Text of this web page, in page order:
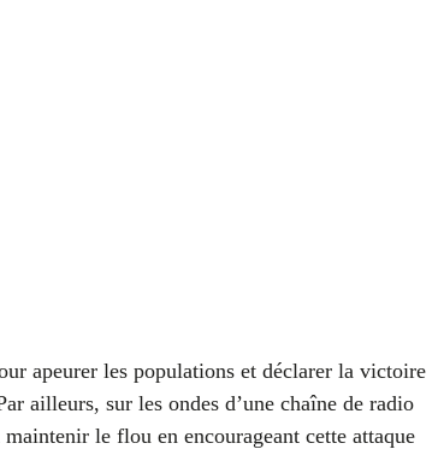
apeurer les populations et déclarer la victoire
ailleurs, sur les ondes d’une chaîne de radio
le flou en encourageant cette attaque